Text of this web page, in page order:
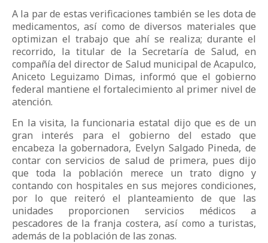
A la par de estas verificaciones también se les dota de
medicamentos, así como de diversos materiales que
optimizan el trabajo que ahí se realiza; durante el
recorrido, la titular de la Secretaría de Salud, en
compañía del director de Salud municipal de Acapulco,
Aniceto Leguizamo Dimas, informó que el gobierno
federal mantiene el fortalecimiento al primer nivel de
atención.
En la visita, la funcionaria estatal dijo que es de un
gran interés para el gobierno del estado que
encabeza la gobernadora, Evelyn Salgado Pineda, de
contar con servicios de salud de primera, pues dijo
que toda la población merece un trato digno y
contando con hospitales en sus mejores condiciones,
por lo que reiteró el planteamiento de que las
unidades proporcionen servicios médicos a
pescadores de la franja costera, así como a turistas,
además de la población de las zonas.